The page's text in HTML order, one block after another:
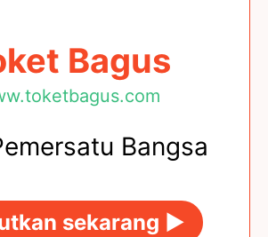
Bagus
Bangsa
sekarang ►